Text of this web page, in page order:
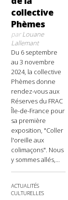
collective
Phèmes
parLouane
Lallemant
Du 6 septembre
au 3 novembre
2024, la collective
Phèmes donne
rendez-vous aux
Réserves du FRAC
Île-de-France pour
sa première
exposition, "Coller
l'oreille aux
colimaçons". Nous
y sommes allés,...
ACTUALITÉS
CULTURELLES